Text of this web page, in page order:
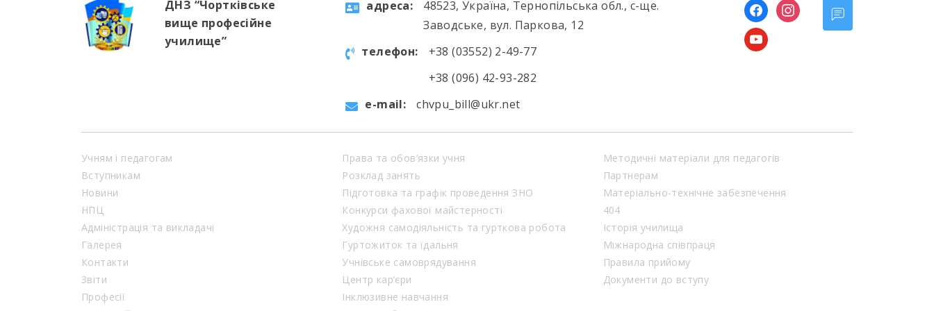
ДНЗ “Чортківське
вище професійне
училище”
aдресa:
48523, Україна, Тернопільська обл., с-ще.
Заводське, вул. Паркова, 12
телефон:
+38 (03552) 2-49-77
+38 (096) 42-93-282
e-mail:
chvpu_bill@ukr.net
facebookinstagram
youtube
Учням і педагогам
Вступникам
Новини
НПЦ
Адміністрація та викладачі
Галерея
Контакти
Звіти
Професії
Права та обов’язки учня
Розклад занять
Підготовка та графік проведення ЗНО
Конкурси фахової майстерності
Художня самодіяльність та гурткова робота
Гуртожиток та їдальня
Учнівське самоврядування
Центр кар’єри
Інклюзивне навчання
Методичні матеріали для педагогів
Партнерам
Матеріально-технічне забезпечення
404
Історія училища
Міжнародна співпраця
Правила прийому
Документи до вступу